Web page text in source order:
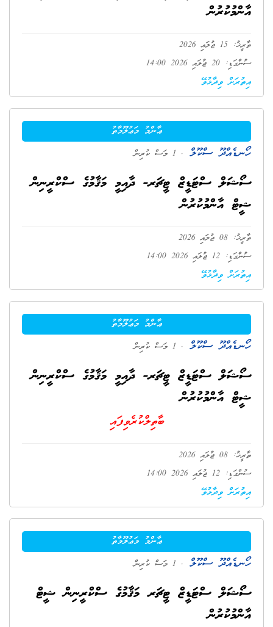
އާންމުކުރުން
ތާރީޚު: 15 ޖުލައި 2026
ސުންގަޑި: 20 ޖުލައި 2026 14:00
އިތުރަށް ވިދާޅުވޭ
ޢާންމު މަޢުލޫމާތު
ހޯނޑެއްދޫ ސްކޫލް . 1 މަސް ކުރިން
ސޯޝަލް ސްޓަޑީޒް ޓީޗަރ- ދާއިމީ މަޤާމުގެ ސްކްރީނިން
ޝީޓް އާންމުކުރުން
ތާރީޚު: 08 ޖުލައި 2026
ސުންގަޑި: 12 ޖުލައި 2026 14:00
އިތުރަށް ވިދާޅުވޭ
ޢާންމު މަޢުލޫމާތު
ހޯނޑެއްދޫ ސްކޫލް . 1 މަސް ކުރިން
ސޯޝަލް ސްޓަޑީޒް ޓީޗަރ- ދާއިމީ މަޤާމުގެ ސްކްރީނިން
ޝީޓް އާންމުކުރުން
ބާތިލްކުރެވިފައި
ތާރީޚު: 08 ޖުލައި 2026
ސުންގަޑި: 12 ޖުލައި 2026 14:00
އިތުރަށް ވިދާޅުވޭ
ޢާންމު މަޢުލޫމާތު
ހޯނޑެއްދޫ ސްކޫލް . 1 މަސް ކުރިން
ސޯޝަލް ސްޓަޑީޒް ޓީޗަރ މަޤާމުގެ ސްކްރީނިން ޝީޓް
އާންމުކުރުން